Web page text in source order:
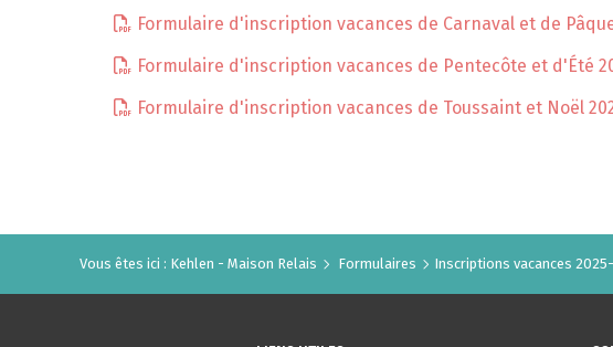
Formulaire d'inscription vacances de Carnaval et de
Formulaire d'inscription vacances de Pentecôte et d'Été
Formulaire d'inscription vacances de Toussaint et Noël
Vous êtes ici : Kehlen - Maison Relais Formulaires Inscriptions vacances